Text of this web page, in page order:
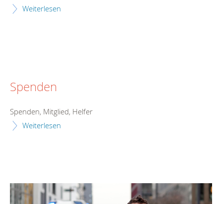
Weiterlesen
Spenden
Spenden, Mitglied, Helfer
Weiterlesen